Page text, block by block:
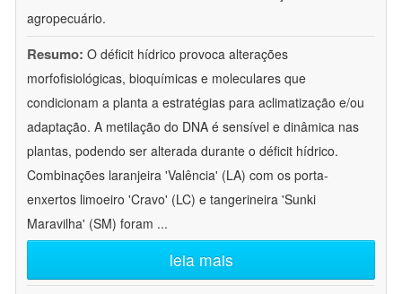
agropecuário.
Resumo: O déficit hídrico provoca alterações
morfofisiológicas, bioquímicas e moleculares que
condicionam a planta a estratégias para aclimatização e/ou
adaptação. A metilação do DNA é sensível e dinâmica nas
plantas, podendo ser alterada durante o déficit hídrico.
Combinações laranjeira 'Valência' (LA) com os porta-
enxertos limoeiro 'Cravo' (LC) e tangerineira 'Sunki
Maravilha' (SM) foram ...
leia mais